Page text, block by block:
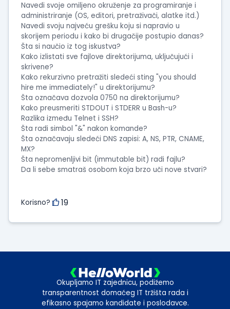
Navedi svoje omiljeno okruženje za programiranje i
administriranje (OS, editori, pretraživači, alatke itd.)
Navedi svoju najveću grešku koju si napravio u
skorijem periodu i kako bi drugačije postupio danas?
Šta si naučio iz tog iskustva?
Kako izlistati sve fajlove direktorijuma, uključujući i
skrivene?
Kako rekurzivno pretražiti sledeći sting "you should
hire me immediately!" u direktorijumu?
Šta označava dozvola 0750 na direktorijumu?
Kako preusmeriti STDOUT i STDERR u Bash-u?
Razlika između Telnet i SSH?
Šta radi simbol "&" nakon komande?
Šta označavaju sledeći DNS zapisi: A, NS, PTR, CNAME,
MX?
Šta nepromenljivi bit (immutable bit) radi fajlu?
Da li sebe smatraš osobom koja brzo uči nove stvari?
Korisno? 19
Okupljamo IT zajednicu, podižemo
transparentnost domaćeg IT tržišta rada i
efikasno spajamo kandidate i poslodavce.